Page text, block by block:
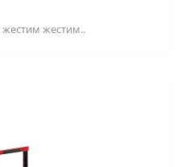
жестим..